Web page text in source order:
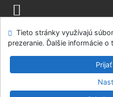
Mapa stránok Prístupnosť
Modul OpenSearch
Napíšte
Knižnica MCK v Malackách
v.4.8.63a
Tieto stránky využívajú
prezeranie. Ďalšie informácie o